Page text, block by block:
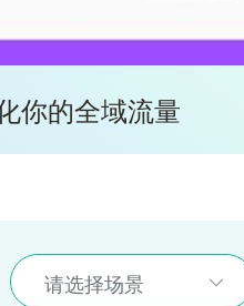
你的全域流量
请选择场景